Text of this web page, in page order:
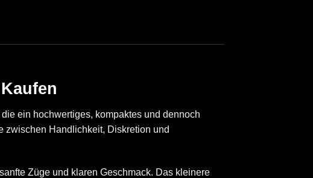
ein hochwertiges, kompaktes und dennoch
zwischen Handlichkeit, Diskretion und
Züge und klaren Geschmack. Das kleinere